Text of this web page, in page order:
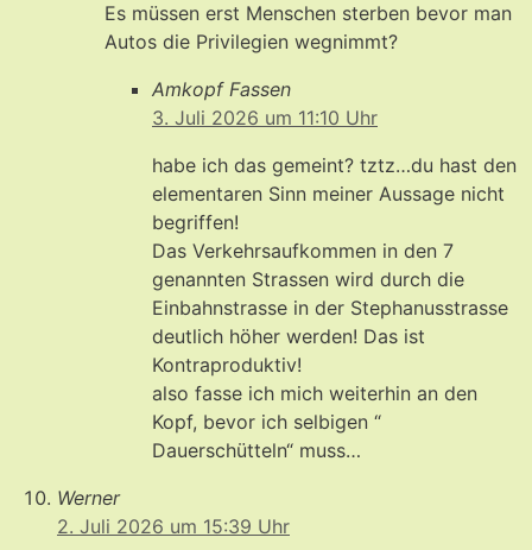
Es müssen erst Menschen sterben bevor man
Autos die Privilegien wegnimmt?
Amkopf Fassen
3. Juli 2026 um 11:10 Uhr
habe ich das gemeint? tztz…du hast den
elementaren Sinn meiner Aussage nicht
begriffen!
Das Verkehrsaufkommen in den 7
genannten Strassen wird durch die
Einbahnstrasse in der Stephanusstrasse
deutlich höher werden! Das ist
Kontraproduktiv!
also fasse ich mich weiterhin an den
Kopf, bevor ich selbigen “
Dauerschütteln“ muss…
Werner
2. Juli 2026 um 15:39 Uhr